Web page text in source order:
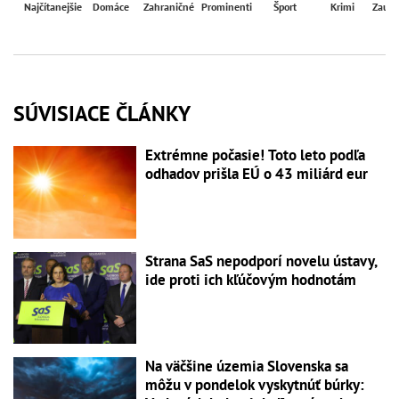
Najčítanejšie Domáce Zahraničné Prominenti Šport Krimi
SÚVISIACE ČLÁNKY
Extrémne počasie! Toto leto podľa
odhadov prišla EÚ o 43 miliárd eur
Strana SaS nepodporí novelu ústavy,
ide proti ich kľúčovým hodnotám
Na väčšine územia Slovenska sa
môžu v pondelok vyskytnúť búrky: